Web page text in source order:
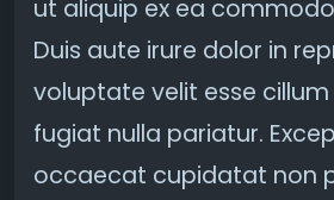
ut aliquip ex ea
Duis aute irure dolor in
voluptate velit esse
fugiat nulla pariatur.
occaecat cupidatat non